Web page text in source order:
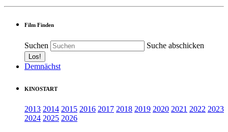
Film Finden
Suchen Suche abschicken
Demnächst
KINOSTART
2013 2014 2015 2016 2017 2018 2019 2020 2021 2022 2023
2024 2025 2026